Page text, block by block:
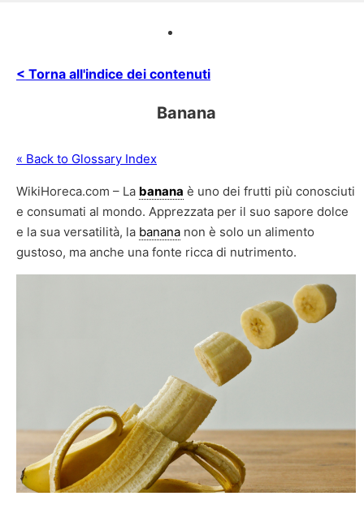
< Torna all'indice dei contenuti
Banana
« Back to Glossary Index
WikiHoreca.com – La banana è uno dei frutti più conosciuti
e consumati al mondo. Apprezzata per il suo sapore dolce
e la sua versatilità, la banana non è solo un alimento
gustoso, ma anche una fonte ricca di nutrimento.